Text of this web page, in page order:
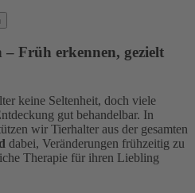
Früh erkennen, gezielt
keine Seltenheit, doch viele
gut behandelbar. In
wir Tierhalter aus der gesamten
dabei, Veränderungen frühzeitig zu
Therapie für ihren Liebling